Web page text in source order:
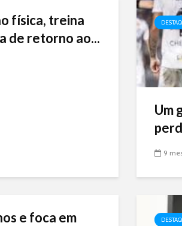
física, treina
de retorno ao...
Um
9
e foca em